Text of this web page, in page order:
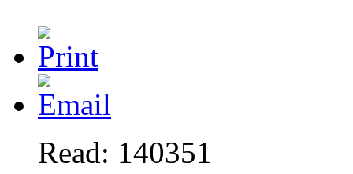
Read: 140351